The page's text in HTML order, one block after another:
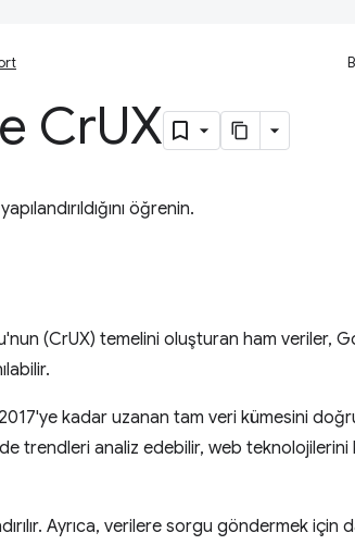
CrUX
öğrenin.
(CrUX) temelini oluşturan ham veriler,
2017'ye kadar uzanan tam veri kümesini
trendleri analiz edebilir, web teknolojilerini
Ayrıca, verilere sorgu göndermek için